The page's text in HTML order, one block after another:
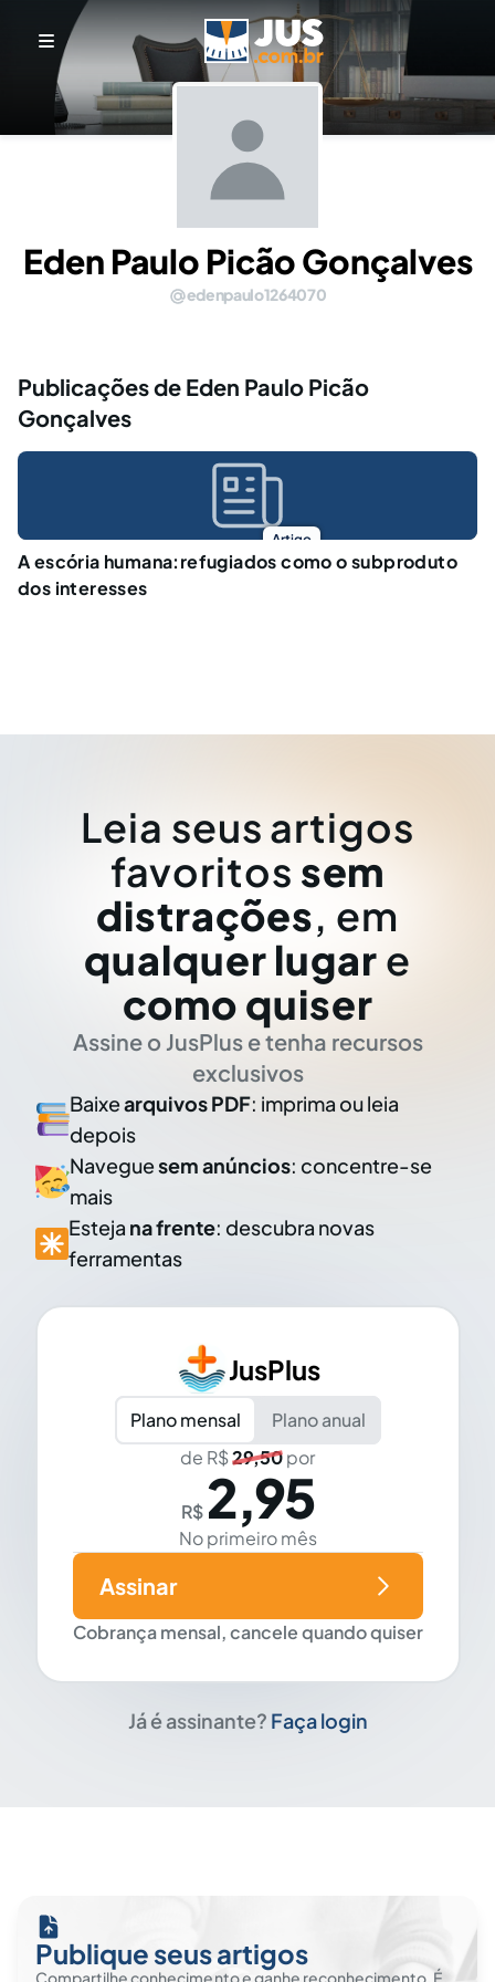
Eden Paulo Picão Gonçalves
edenpaulo1264070
Publicações de Eden Paulo Picão
Gonçalves
Artigo
A escória humana:refugiados como o subproduto
dos interesses
Leia seus artigos
favoritos sem
distrações, em
qualquer lugar e
como quiser
Assine o JusPlus e tenha recursos
exclusivos
Baixearquivos PDF: imprima ou leia
depois
Naveguesem anúncios: concentre-se
mais
Esteja na frente: descubra novas
ferramentas
JusPlus
Plano mensal
Plano anual
de R$29,50por
R$ 2,95
No primeiro mês
Cobrança mensal, cancele quando quiser
Assinar
Já é assinante? Faça login
Publique seus artigos
Compartilhe conhecimento e ganhe reconhecimento. É